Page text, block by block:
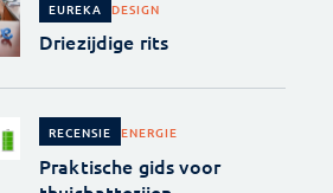
EUREKA DESIGN
Driezijdige rits
RECENSIE ENERGIE
Praktische gids voor